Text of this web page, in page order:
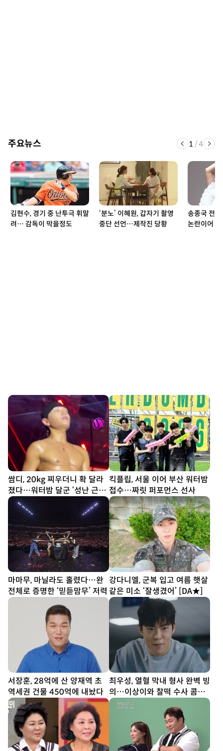
주요뉴스 1 /4
김현수, 경기 중 난투극 휘말
려… 감독이 막을정도
‘분노’ 이혜원, 갑자기 촬영
중단 선언…제작진 당황
송종국 전
논란이어
쌈디, 20kg 찌우더니 확 달라
졌다…워터밤 달군 ‘성난 근육’
[SD셀픽]
킥플립, 서울 이어 부산 워터밤
접수…짜릿 퍼포먼스 선사
마마무, 마닐라도 홀렸다…완
전체로 증명한 ‘믿듣맘무’ 저력
강다니엘, 군복 입고 여름 햇살
같은 미소 ‘잘생겼어’ [DA★]
서장훈, 28억에 산 양재역 초
역세권 건물 450억에 내놨다
최우성, 열혈 막내 형사 완벽 빙
의…이상이와 찰떡 수사 콤비
(유부녀 킬러)